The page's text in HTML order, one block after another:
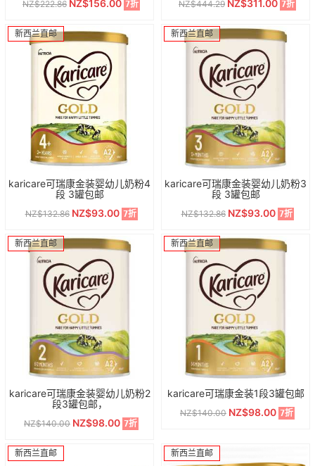
NZ$222.86 NZ$156.00 7折 NZ$444.29 NZ$311.00 7折
新西兰直邮
karicare可瑞康金装婴幼儿奶粉4
段 3罐包邮
NZ$132.86NZ$93.00 7折
新西兰直邮
karicare可瑞康金装婴幼儿奶粉3
段 3罐包邮
NZ$132.86NZ$93.00 7折
新西兰直邮
karicare可瑞康金装婴幼儿奶粉2
段3罐包邮，
NZ$140.00 NZ$98.00 7折
新西兰直邮
karicare可瑞康金装1段3罐包邮
NZ$140.00 NZ$98.00 7折
新西兰直邮 新西兰直邮